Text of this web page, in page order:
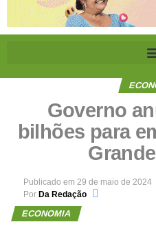
Governo
bilhões para
Publicado em 29 de maio de 2024
Por Da Redação
ECONOMIA